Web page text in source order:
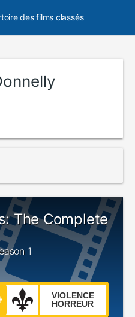
des films classés
The Complete
1
VIOLENCE
HORREUR